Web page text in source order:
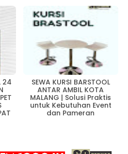
24
SEWA KURSI BARSTOOL
ANTAR AMBIL KOTA
MALANG | Solusi Praktis
untuk Kebutuhan Event
dan Pameran